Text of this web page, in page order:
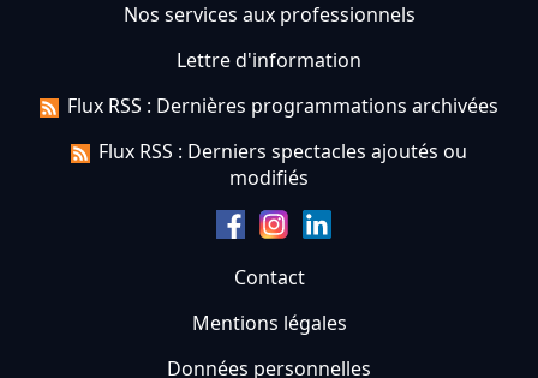
Nos services aux professionnels
Lettre d'information
Flux RSS : Dernières programmations archivées
Flux RSS : Derniers spectacles ajoutés ou
modifiés
Contact
Mentions légales
Données personnelles